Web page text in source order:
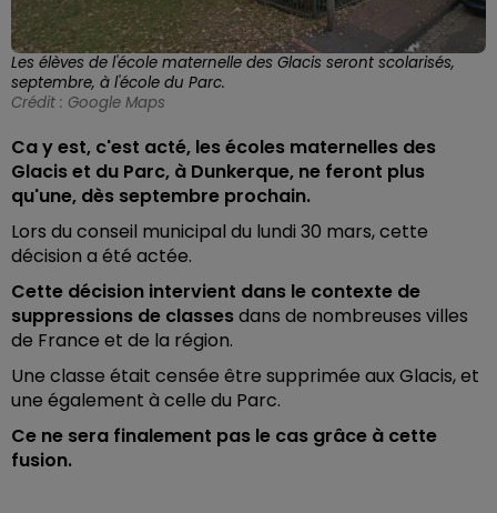
Les élèves de l'école maternelle des Glacis seront scolarisés,
septembre, à l'école du Parc.
Crédit : Google Maps
Ca y est, c'est acté, les écoles maternelles des
Glacis et du Parc, à Dunkerque, ne feront plus
qu'une, dès septembre prochain.
Lors du conseil municipal du lundi 30 mars, cette
décision a été actée.
Cette décision intervient dans le contexte de
suppressions de classesdans de nombreuses villes
de France et de la région.
Une classe était censée être supprimée aux Glacis, et
une également à celle du Parc.
Ce ne sera finalement pas le cas grâce à cette
fusion.